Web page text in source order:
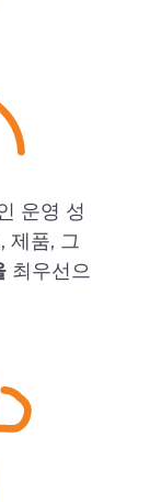
운영 성
제품, 그
최우선으